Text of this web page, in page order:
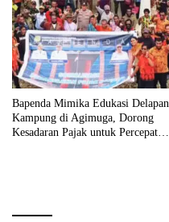
Bapenda Mimika Edukasi Delapan
Kampung di Agimuga, Dorong
Kesadaran Pajak untuk Percepat